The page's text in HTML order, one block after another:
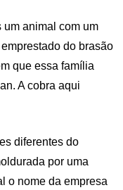
um animal com um
do brasão
que essa família
A cobra aqui
diferentes do
por uma
o nome da empresa